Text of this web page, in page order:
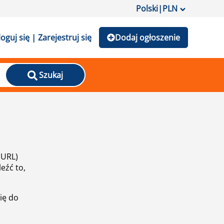
Polski|PLN
się | Zarejestruj się Dodaj ogłoszenie
Szukaj
to,
do